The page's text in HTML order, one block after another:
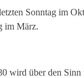
Sonntag im
im März.
wird über den